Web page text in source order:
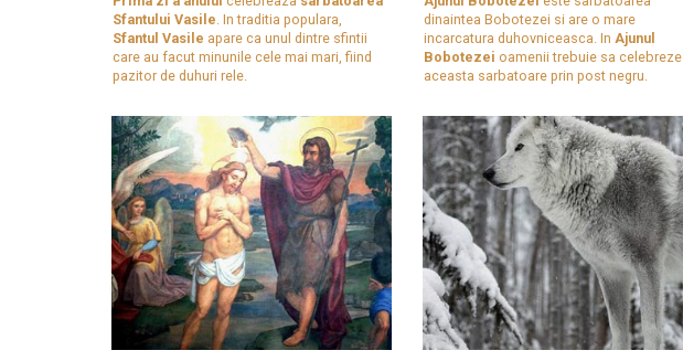
Sfantului Vasile . In traditia populara,
Sfantul Vasile apare ca unul dintre sfintii
care au facut minunile cele mai mari, fiind
pazitor de duhuri rele.
dinaintea Bobotezei si are o mare
incarcatura duhovniceasca. In Ajunul
Bobotezei oamenii trebuie sa celebreze
aceasta sarbatoare prin post negru.